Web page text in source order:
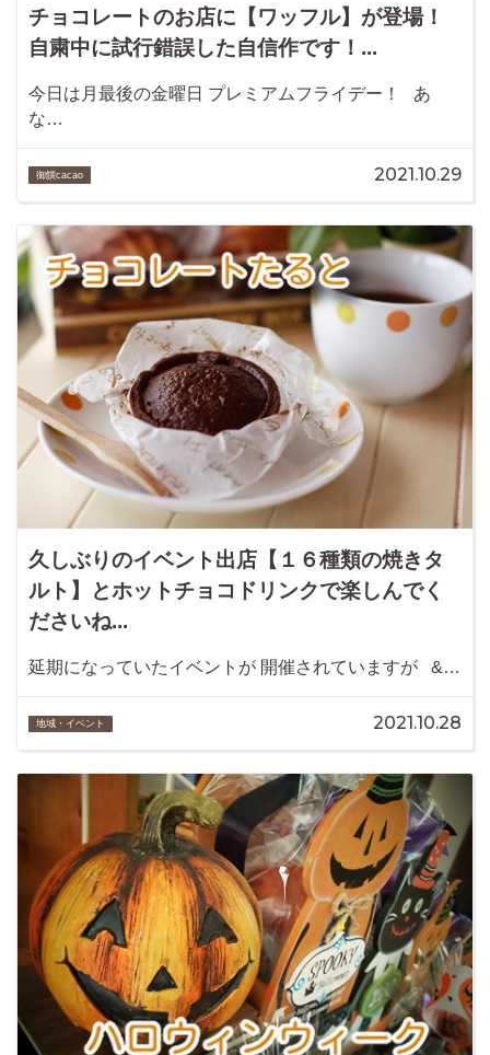
チョコレートのお店に【ワッフル】が登場！
自粛中に試行錯誤した自信作です！...
今日は月最後の金曜日 プレミアムフライデー！ あ
な…
御饌cacao 2021.10.29
久しぶりのイベント出店【１６種類の焼きタ
ルト】とホットチョコドリンクで楽しんでく
ださいね...
延期になっていたイベントが 開催されていますが &…
地域・イベント 2021.10.28